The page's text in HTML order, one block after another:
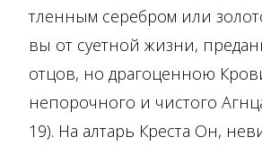
тленным серебром или
вы от суетной жизни,
отцов, но драгоценною
непорочного и чистого
19). На алтарь Креста Он,